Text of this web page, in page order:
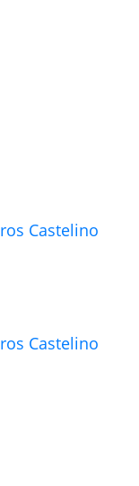
Castelino
Castelino